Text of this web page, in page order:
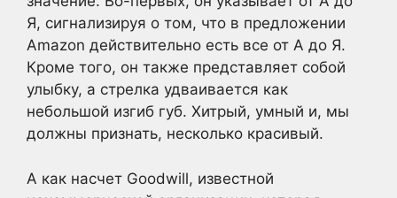
Я, сигнализируя о том, что в предложении
Amazon действительно есть все от А до Я.
Кроме того, он также представляет собой
улыбку, а стрелка удваивается как
небольшой изгиб губ. Хитрый, умный и, мы
должны признать, несколько красивый.
А как насчет Goodwill, известной